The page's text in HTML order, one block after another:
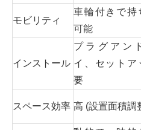
モビリティ
車輪付きで持
可能
インストール
プラグアン
イ、セットア
要
スペース効率 高 (設置面積調